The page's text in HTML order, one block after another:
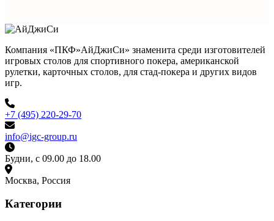
Компания «ПКФ»АйДжиСи» знаменита среди изготовителей
игровых столов для спортивного покера, американской
рулетки, карточных столов, для стад-покера и других видов
игр.
+7 (495) 220-29-70
info@igc-group.ru
Будни, с 09.00 до 18.00
Москва, Россия
Категории